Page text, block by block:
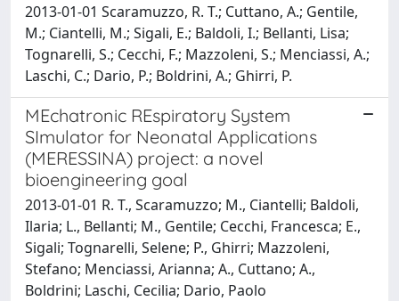
2013-01-01 Scaramuzzo, R. T.; Cuttano, A.; Gentile,
M.; Ciantelli, M.; Sigali, E.; Baldoli, I.; Bellanti, Lisa;
Tognarelli, S.; Cecchi, F.; Mazzoleni, S.; Menciassi, A.;
Laschi, C.; Dario, P.; Boldrini, A.; Ghirri, P.
MEchatronic REspiratory System
SImulator for Neonatal Applications
(MERESSINA) project: a novel
bioengineering goal
2013-01-01 R. T., Scaramuzzo; M., Ciantelli; Baldoli,
Ilaria; L., Bellanti; M., Gentile; Cecchi, Francesca; E.,
Sigali; Tognarelli, Selene; P., Ghirri; Mazzoleni,
Stefano; Menciassi, Arianna; A., Cuttano; A.,
Boldrini; Laschi, Cecilia; Dario, Paolo